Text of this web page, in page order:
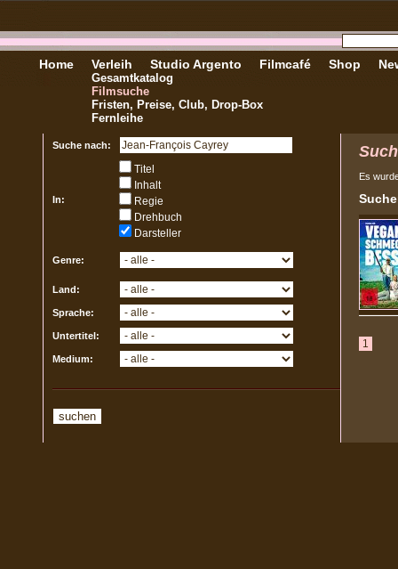
Home Verleih
Gesamtkatalog
Filmsuche
Fristen, Preise, Club, Drop-Box
Fernleihe
Studio Argento Filmcafé Shop
Suche nach:
In:
Titel
Inhalt
Regie
Drehbuch
Darsteller
Genre:
Land:
Sprache:
Untertitel:
Medium:
Es
1